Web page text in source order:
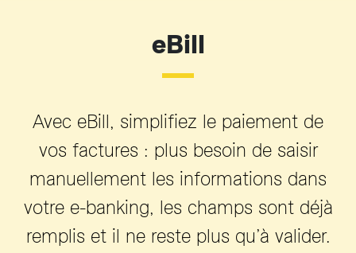
eBill
Avec eBill, simplifiez le paiement de
vos factures : plus besoin de saisir
manuellement les informations dans
votre e-banking, les champs sont déjà
remplis et il ne reste plus qu’à valider.